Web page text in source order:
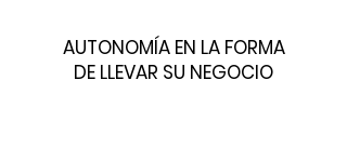
AUTONOMÍA EN LA FORMA
DE LLEVAR SU NEGOCIO